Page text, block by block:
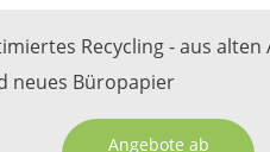
Recycling - aus alten
neues Büropapier
Angebote ab